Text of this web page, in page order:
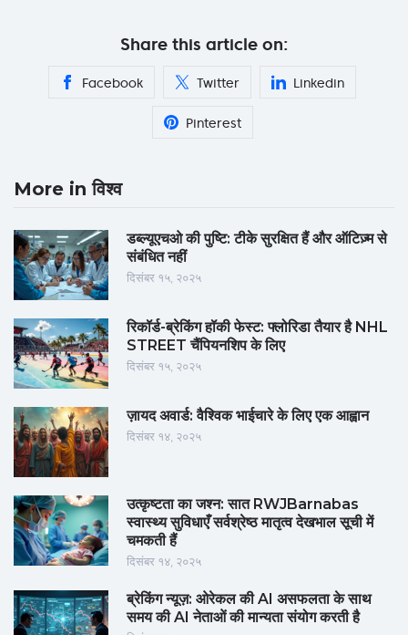
Share this article on:
Facebook Twitter Linkedin
Pinterest
More in विश्व
डब्ल्यूएचओ की पुष्टि: टीके सुरक्षित हैं और ऑटिज़्म से
संबंधित नहीं
दिसंबर १५, २०२५
रिकॉर्ड-ब्रेकिंग हॉकी फेस्ट: फ्लोरिडा तैयार है NHL
STREET चैंपियनशिप के लिए
दिसंबर १५, २०२५
ज़ायद अवार्ड: वैश्विक भाईचारे के लिए एक आह्वान
दिसंबर १४, २०२५
उत्कृष्टता का जश्न: सात RWJBarnabas
स्वास्थ्य सुविधाएँ सर्वश्रेष्ठ मातृत्व देखभाल सूची में
चमकती हैं
दिसंबर १४, २०२५
ब्रेकिंग न्यूज़: ओरेकल की AI असफलता के साथ
समय की AI नेताओं की मान्यता संयोग करती है